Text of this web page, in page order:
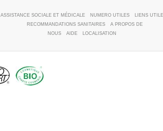
ASSISTANCE SOCIALE ET MÉDICALE NUMERO UTILES
LIENS
RECOMMANDATIONS SANITAIRES
A PROPOS DE
NOUS
AIDE LOCALISATION